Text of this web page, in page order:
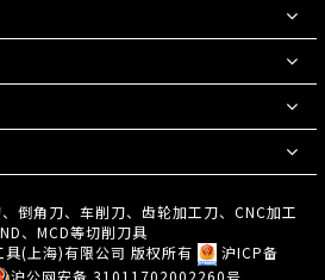
倒角刀、车削刀、齿轮加工刀、CNC加工
、MCD等切削刀具
(上海)有限公司 版权所有
沪ICP备